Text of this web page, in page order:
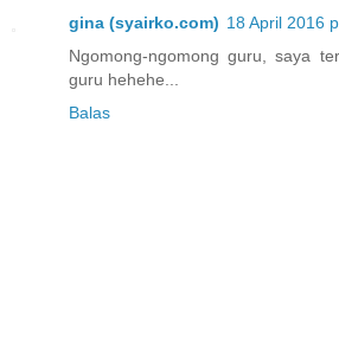
gina (syairko.com) 18 April 2016
Ngomong-ngomong guru, saya
guru hehehe...
Balas